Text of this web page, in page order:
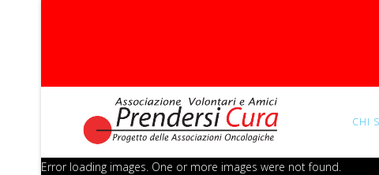
CHI
Error loading images. One or more images were not found.